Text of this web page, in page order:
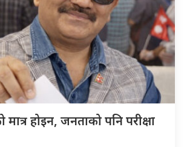
मात्र होइन, जनताको पनि परीक्षा